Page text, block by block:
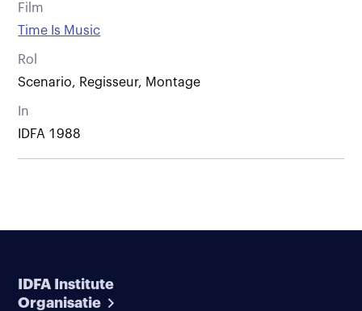
Film
Time Is Music
Rol
Scenario, Regisseur, Montage
In
IDFA 1988
IDFA Institute
Organisatie